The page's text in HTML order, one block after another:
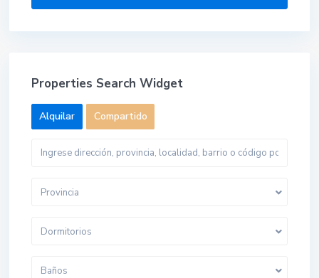
Properties Search Widget
Alquilar Compartido
Provincia
Dormitorios
Baños